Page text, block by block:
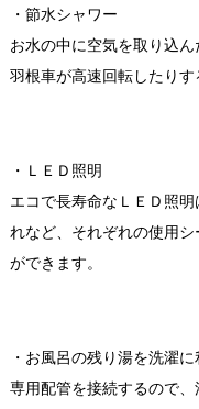
・節水シャワー
お水の中に空気を取り込
羽根車が高速回転したりす
・ＬＥＤ照明
エコで長寿命なＬＥＤ照
れなど、それぞれの使用
ができます。
・お風呂の残り湯を洗濯に
専用配管を接続するので